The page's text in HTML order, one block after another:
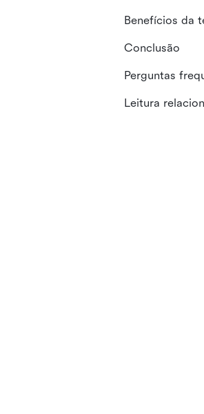
Benefícios da
Conclusão
Perguntas
Leitura